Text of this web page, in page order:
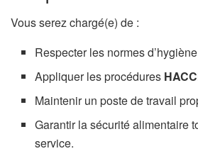
Vous serez chargé(e) de :
Respecter les normes
Appliquer les procédures
Maintenir un poste de travail
Garantir la sécurité alimentaire
service.